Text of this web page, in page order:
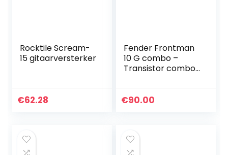
Rocktile Scream-
15 gitaarversterker
€62.28
Fender Frontman
10 G combo –
Transistor combo
€90.00